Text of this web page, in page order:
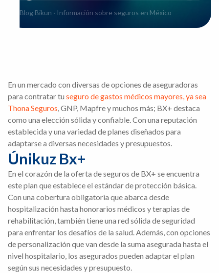
Blog Bikun · Información sobre seguros en México
En un mercado con diversas de opciones de aseguradoras
para contratar tu seguro de gastos médicos mayores, ya sea
Thona Seguros, GNP, Mapfre y muchos más; BX+ destaca
como una elección sólida y confiable. Con una reputación
establecida y una variedad de planes diseñados para
adaptarse a diversas necesidades y presupuestos.
Únikuz Bx+
En el corazón de la oferta de seguros de BX+ se encuentra
este plan que establece el estándar de protección básica.
Con una cobertura obligatoria que abarca desde
hospitalización hasta honorarios médicos y terapias de
rehabilitación, también tiene una red sólida de seguridad
para enfrentar los desafíos de la salud. Además, con opciones
de personalización que van desde la suma asegurada hasta el
nivel hospitalario, los asegurados pueden adaptar el plan
según sus necesidades y presupuesto.